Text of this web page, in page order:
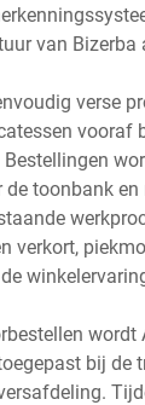
van Bizerba
verse
vooraf
toonbank
verkort,
wordt
bij de